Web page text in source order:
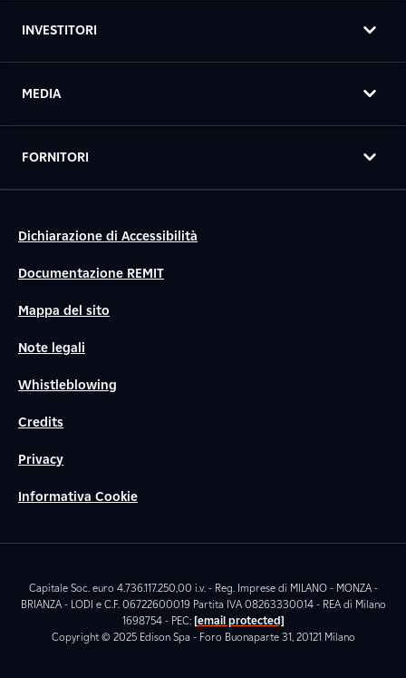
INVESTITORI
MEDIA
FORNITORI
Dichiarazione di Accessibilità
Documentazione REMIT
Mappa del sito
Note legali
Whistleblowing
Credits
Privacy
Informativa Cookie
Capitale Soc. euro 4.736.117.250,00 i.v. - Reg. Imprese di MILANO - MONZA -
BRIANZA - LODI e C.F. 06722600019 Partita IVA 08263330014 - REA di Milano
1698754 - PEC: [email protected]
Copyright © 2025 Edison Spa - Foro Buonaparte 31, 20121 Milano